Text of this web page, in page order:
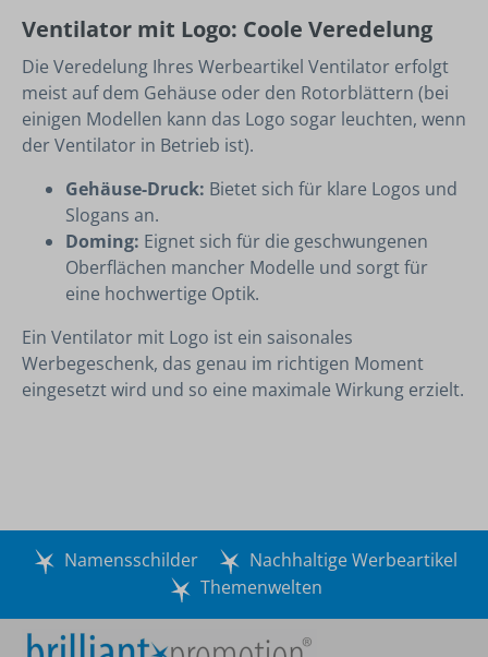
Ventilator mit Logo: Coole Veredelung
Die Veredelung Ihres Werbeartikel Ventilator erfolgt
meist auf dem Gehäuse oder den Rotorblättern (bei
einigen Modellen kann das Logo sogar leuchten, wenn
der Ventilator in Betrieb ist).
Gehäuse-Druck: Bietet sich für klare Logos und
Slogans an.
Doming: Eignet sich für die geschwungenen
Oberflächen mancher Modelle und sorgt für
eine hochwertige Optik.
Ein Ventilator mit Logo ist ein saisonales
Werbegeschenk, das genau im richtigen Moment
eingesetzt wird und so eine maximale Wirkung erzielt.
Namensschilder
Nachhaltige Werbeartikel
Themenwelten